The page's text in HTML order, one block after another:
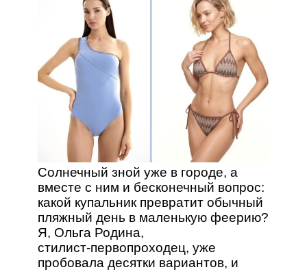
Солнечный зной уже в городе, а
вместе с ним и бесконечный вопрос:
какой купальник превратит обычный
пляжный день в маленькую феерию?
Я, Ольга Родина,
стилист‑первопроходец, уже
пробовала десятки вариантов, и